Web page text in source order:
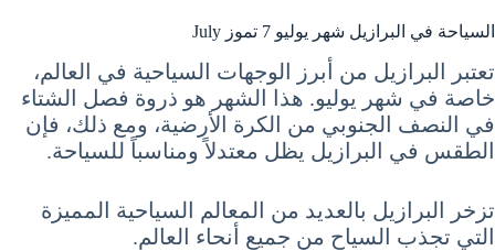
السياحة في البرازيل شهر يوليو 7 تموز July
تعتبر البرازيل من أبرز الوجهات السياحية في العالم،
خاصة في شهر يوليو. هذا الشهر هو ذروة فصل الشتاء
في النصف الجنوبي من الكرة الأرضية، ومع ذلك، فإن
الطقس في البرازيل يظل معتدلاً ومناسباً للسياحة.
تزخر البرازيل بالعديد من المعالم السياحية المميزة
التي تجذب السياح من جميع أنحاء العالم.